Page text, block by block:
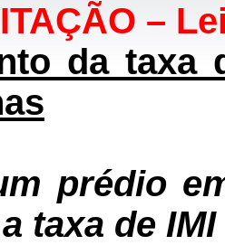
–
da taxa
prédio
taxa de